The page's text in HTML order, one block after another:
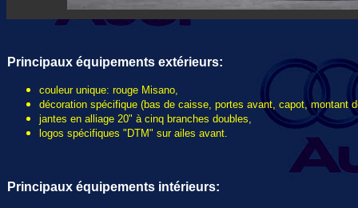
Principaux équipements extérieurs:
couleur unique: rouge Misano,
décoration spécifique (bas de caisse, portes avant, capot, montant
jantes en alliage 20" à cinq branches doubles,
logos spécifiques "DTM" sur ailes avant.
Principaux équipements intérieurs: